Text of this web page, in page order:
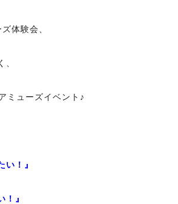
体験会、
、
ミューズイベント♪
い！』
！』